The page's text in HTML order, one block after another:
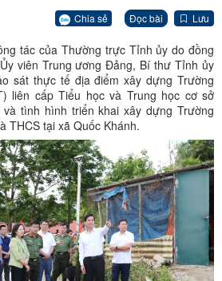
Chia sẻ Đọc bài Lưu
tác của Thường trực Tỉnh ủy do đồng
viên Trung ương Đảng, Bí thư Tỉnh ủy
sát thực tế địa điểm xây dựng Trường
liên cấp Tiểu học và Trung học cơ sở
tình hình triển khai xây dựng Trường
THCS tại xã Quốc Khánh.